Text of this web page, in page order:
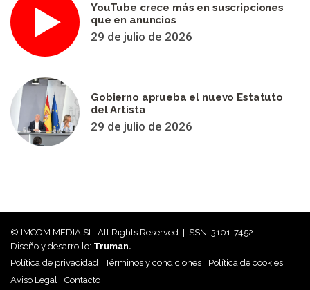
YouTube crece más en suscripciones
que en anuncios
29 de julio de 2026
Gobierno aprueba el nuevo Estatuto
del Artista
29 de julio de 2026
© IMCOM MEDIA SL. All Rights Reserved. | ISSN: 3101-7452
Diseño y desarrollo: Truman.
Política de privacidad
Términos y condiciones
Política de cookies
Aviso Legal
Contacto